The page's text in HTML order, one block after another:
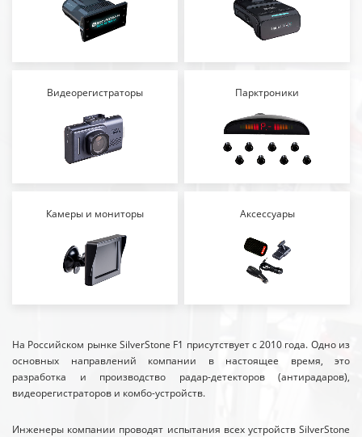
Видеорегистраторы Парктроники
Камеры и мониторы Аксессуары
На Российском рынке SilverStone F1 присутствует с 2010 года. Одно из
основных направлений компании в настоящее время, это
разработка и производство радар-детекторов (антирадаров),
видеорегистраторов и комбо-устройств.
Инженеры компании проводят испытания всех устройств SilverStone